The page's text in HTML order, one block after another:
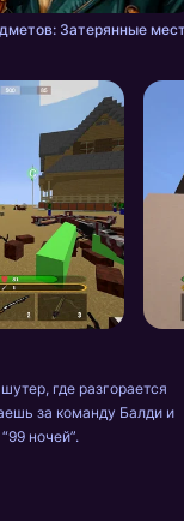
Затерянные
где разгорается
за команду Балди и
ночей”.